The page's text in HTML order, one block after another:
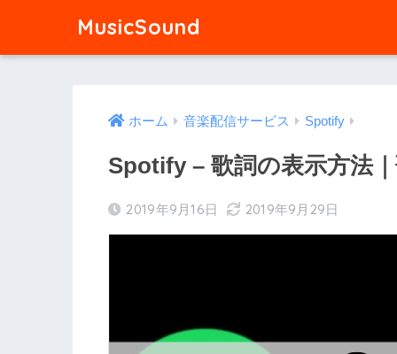
MusicSound
ホーム 音楽配信サービス Spotify
Spotify – 歌詞の表示方法
2019年9月16日 2019年9月29日